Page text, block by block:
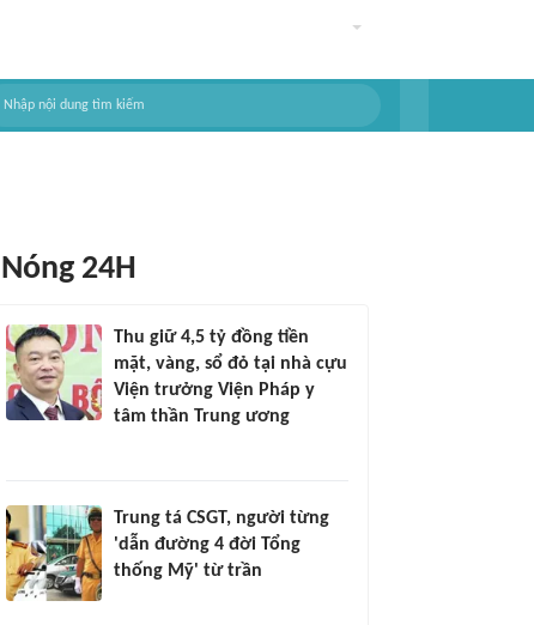
Nóng 24H
Thu giữ 4,5 tỷ đồng tiền
mặt, vàng, sổ đỏ tại nhà cựu
Viện trưởng Viện Pháp y
tâm thần Trung ương
Trung tá CSGT, người từng
'dẫn đường 4 đời Tổng
thống Mỹ' từ trần